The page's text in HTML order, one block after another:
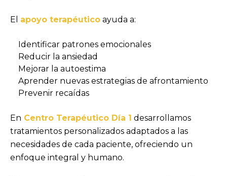
El apoyo terapéutico ayuda a:
Identificar patrones emocionales
Reducir la ansiedad
Mejorar la autoestima
Aprender nuevas estrategias de afrontamiento
Prevenir recaídas
En Centro Terapéutico Día 1 desarrollamos
tratamientos personalizados adaptados a las
necesidades de cada paciente, ofreciendo un
enfoque integral y humano.